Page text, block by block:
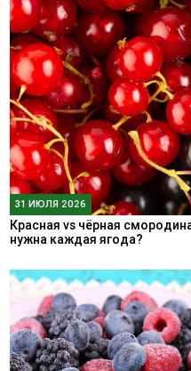
31 ИЮЛЯ 2026
Красная vs чёрная
нужна каждая ягода?